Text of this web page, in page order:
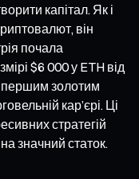
капітал. Як і
він
почала
$6 000 у ETH від
золотим
кар’єрі. Ці
стратегій
значний статок.